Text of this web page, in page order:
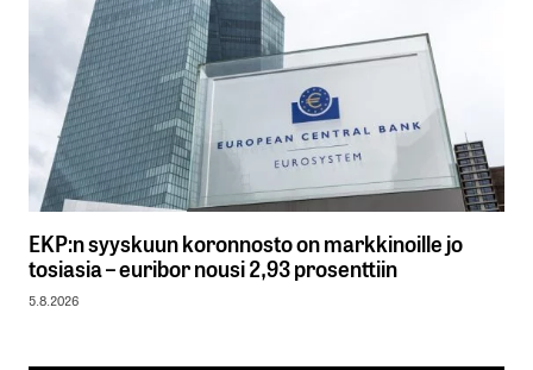
EKP:n syyskuun koronnosto on markkinoille jo
tosiasia – euribor nousi 2,93 prosenttiin
5.8.2026